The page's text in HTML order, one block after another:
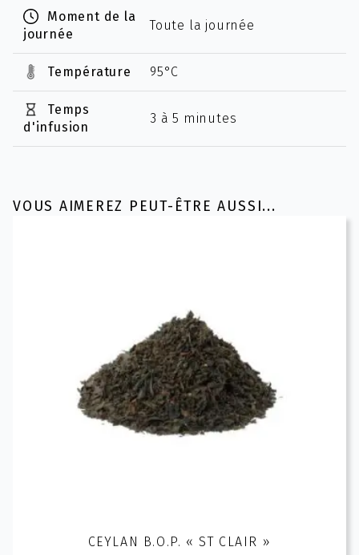
Moment de la
journée
Toute la journée
Température 95°C
Temps
d'infusion
3 à 5 minutes
VOUS AIMEREZ PEUT-ÊTRE AUSSI...
CEYLAN B.O.P. « ST CLAIR »